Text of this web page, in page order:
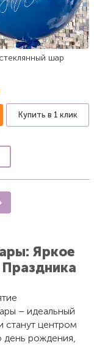
шар
Купить в 1 клик
Яркое
– идеальный
центром
день рождения,